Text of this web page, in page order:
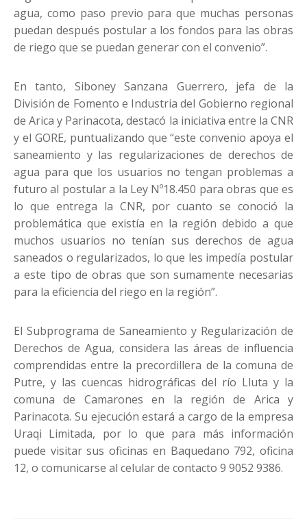
agua, como paso previo para que muchas personas
puedan después postular a los fondos para las obras
de riego que se puedan generar con el convenio”.
En tanto, Siboney Sanzana Guerrero, jefa de la
División de Fomento e Industria del Gobierno regional
de Arica y Parinacota, destacó la iniciativa entre la CNR
y el GORE, puntualizando que “este convenio apoya el
saneamiento y las regularizaciones de derechos de
agua para que los usuarios no tengan problemas a
futuro al postular a la Ley Nº18.450 para obras que es
lo que entrega la CNR, por cuanto se conoció la
problemática que existía en la región debido a que
muchos usuarios no tenían sus derechos de agua
saneados o regularizados, lo que les impedía postular
a este tipo de obras que son sumamente necesarias
para la eficiencia del riego en la región”.
El Subprograma de Saneamiento y Regularización de
Derechos de Agua, considera las áreas de influencia
comprendidas entre la precordillera de la comuna de
Putre, y las cuencas hidrográficas del río Lluta y la
comuna de Camarones en la región de Arica y
Parinacota. Su ejecución estará a cargo de la empresa
Uraqi Limitada, por lo que para más información
puede visitar sus oficinas en Baquedano 792, oficina
12, o comunicarse al celular de contacto 9 9052 9386.